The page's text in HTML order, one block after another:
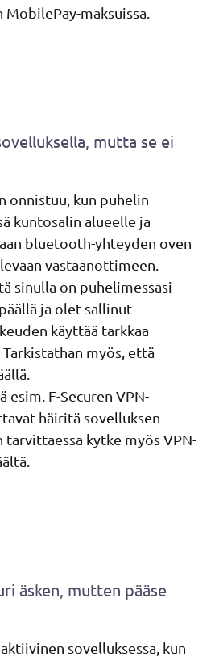
maksuissa.
mutta se ei
onnistuu, kun puhelin
kuntosalin alueelle ja
bluetooth-yhteyden oven
vastaanottimeen.
sinulla on puhelimessasi
ja olet sallinut
käyttää tarkkaa
myös, että
esim. F-Securen VPN-
häiritä sovelluksen
kytke myös VPN-
äsken, mutten pääse
sovelluksessa, kun